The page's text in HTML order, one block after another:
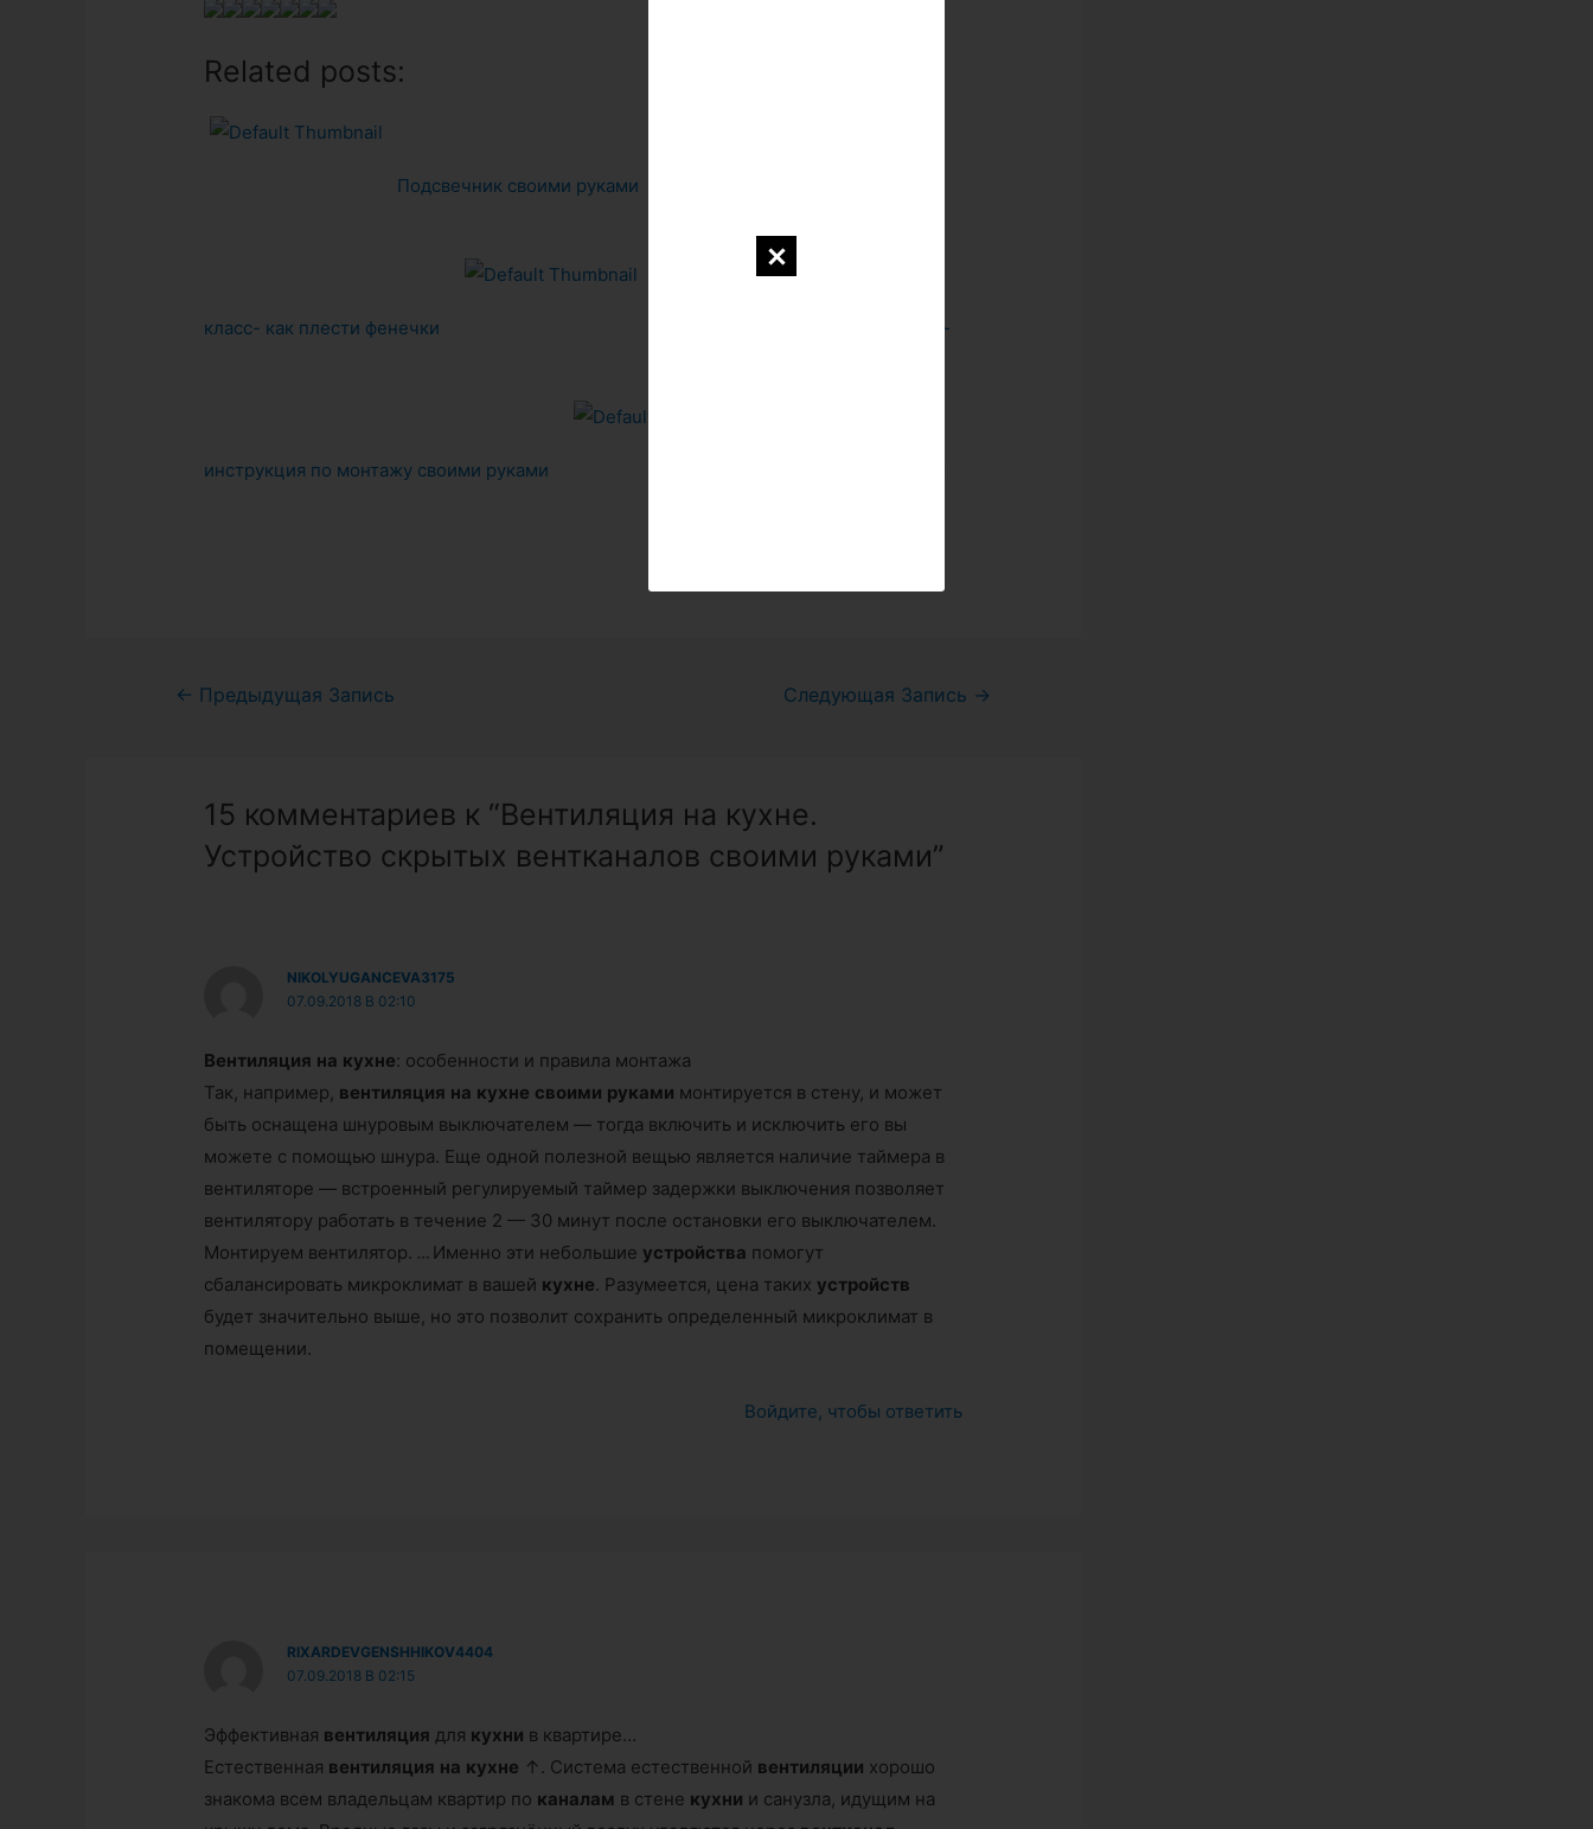
Related posts:
Подсвечник своими руками
класс- как плести фенечки Рулонная наплавляемая кровля —
инструкция по монтажу своими руками
Навигация
← Предыдущая Запись Следующая Запись →
15 комментариев к “Вентиляция на кухне.
Устройство скрытых вентканалов своими руками”
NIKOLYUGANCEVA3175
07.09.2018 В 02:10
Вентиляция на кухне: особенности и правила монтажа
Так, например, вентиляция на кухне своими руками монтируется в стену, и может
быть оснащена шнуровым выключателем — тогда включить и исключить его вы
можете с помощью шнура. Еще одной полезной вещью является наличие таймера в
вентиляторе — встроенный регулируемый таймер задержки выключения позволяет
вентилятору работать в течение 2 — 30 минут после остановки его выключателем.
Монтируем вентилятор. … Именно эти небольшие устройства помогут
сбалансировать микроклимат в вашей кухне. Разумеется, цена таких устройств
будет значительно выше, но это позволит сохранить определенный микроклимат в
помещении.
Войдите, чтобы ответить
RIXARDEVGENSHHIKOV4404
07.09.2018 В 02:15
Эффективная вентиляция для кухни в квартире…
Естественная вентиляция на кухне ↑. Система естественной вентиляции хорошо
знакома всем владельцам квартир по каналам в стене кухни и санузла, идущим на